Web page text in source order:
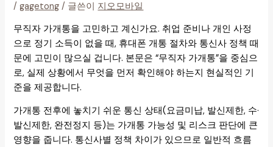
/gagetong / 글쓴이 지오모바일
무직자 가개통을 고민하고 계신가요. 취업 준비나 개인 사정
으로 정기 소득이 없을 때, 휴대폰 개통 절차와 통신사 정책 때
문에 고민이 많으실 겁니다. 본문은 “무직자 가개통”을 중심으
로, 실제 상황에서 무엇을 먼저 확인해야 하는지 현실적인 기
준을 제공합니다.
가개통 전후에 놓치기 쉬운 통신 상태(요금미납, 발신제한, 수·
발신제한, 완전정지 등)는 가개통 가능성 및 리스크 판단에 큰
영향을 줍니다. 통신사별 정책 차이가 있으므로 일반적 흐름